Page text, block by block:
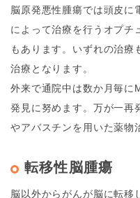
脳原発悪性腫瘍では頭皮に
によって治療を行うオプチ
もあります。いずれの治療
治療となります。
外来で通院中は数か月毎に
発見に努めます。万が一再
やアバスチンを用いた薬物
転移性脳腫瘍
脳以外からがんが脳に転移